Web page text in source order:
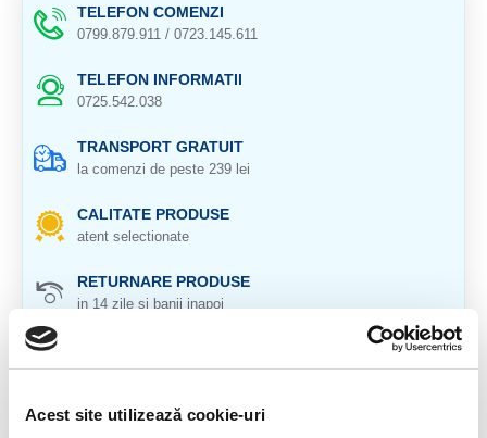
Acest site utilizează cookie-uri
TELEFON COMENZI
0799.879.911 / 0723.145.611
TELEFON INFORMATII
0725.542.038
TRANSPORT GRATUIT
la comenzi de peste 239 lei
CALITATE PRODUSE
atent selectionate
RETURNARE PRODUSE
in 14 zile si banii inapoi
pentru toate produsele
DESCRIERE PRODUS